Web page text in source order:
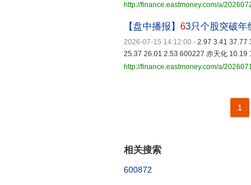
http://finance.eastmoney.com/a/
【盘中播报】 63只个股突破年
2026-07-15 14:12:00 - 2.97 3.41 37.77
25.37 26.01 2.53 600227 赤天化 10.19
http://finance.eastmoney.com/a/
1
相关搜索
600872